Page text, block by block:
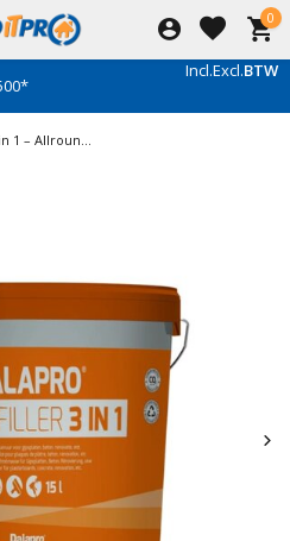
0
Incl.Excl.BTW
1 – Allroun...